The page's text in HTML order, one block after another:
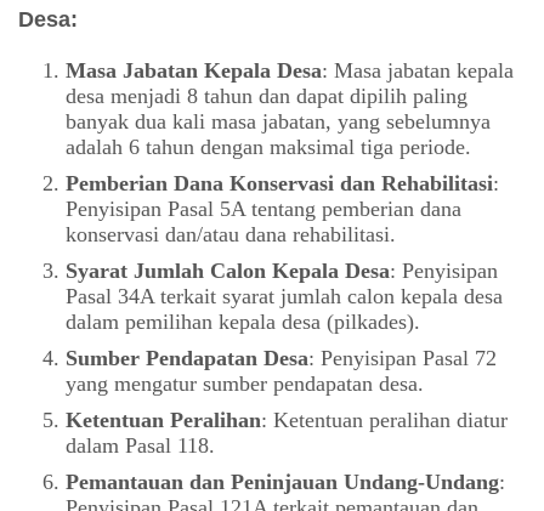
Desa:
Masa Jabatan Kepala Desa: Masa jabatan kepala
desa menjadi 8 tahun dan dapat dipilih paling
banyak dua kali masa jabatan, yang sebelumnya
adalah 6 tahun dengan maksimal tiga periode.
Pemberian Dana Konservasi dan Rehabilitasi:
Penyisipan Pasal 5A tentang pemberian dana
konservasi dan/atau dana rehabilitasi.
Syarat Jumlah Calon Kepala Desa: Penyisipan
Pasal 34A terkait syarat jumlah calon kepala desa
dalam pemilihan kepala desa (pilkades).
Sumber Pendapatan Desa: Penyisipan Pasal 72
yang mengatur sumber pendapatan desa.
Ketentuan Peralihan: Ketentuan peralihan diatur
dalam Pasal 118.
Pemantauan dan Peninjauan Undang-Undang: